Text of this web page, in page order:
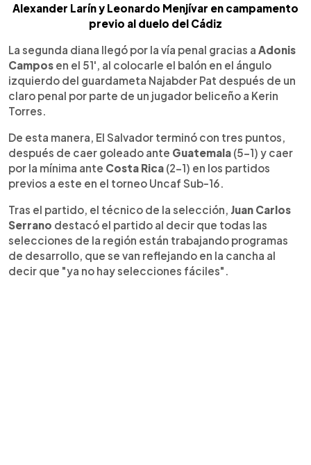
Alexander Larín y Leonardo Menjívar en campamento
previo al duelo del Cádiz
La segunda diana llegó por la vía penal gracias a Adonis
Campos en el 51', al colocarle el balón en el ángulo
izquierdo del guardameta Najabder Pat después de un
claro penal por parte de un jugador beliceño a Kerin
Torres.
De esta manera, El Salvador terminó con tres puntos,
después de caer goleado ante Guatemala (5-1) y caer
por la mínima ante Costa Rica (2-1) en los partidos
previos a este en el torneo Uncaf Sub-16.
Tras el partido, el técnico de la selección, Juan Carlos
Serrano destacó el partido al decir que todas las
selecciones de la región están trabajando programas
de desarrollo, que se van reflejando en la cancha al
decir que "ya no hay selecciones fáciles".